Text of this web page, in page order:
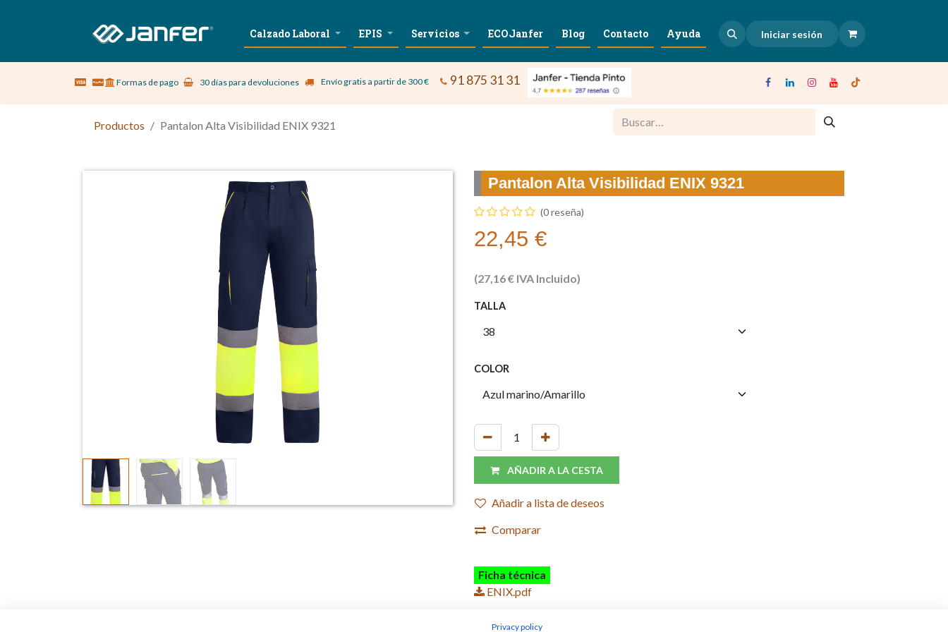
Sobre nosotros Vestuario Laboral Calzado Laboral EPIS Servicios ECOJanfer Blog Contacto Ayuda Iniciar sesión
Formas de pago 30 días para devoluciones Envío gratis a partir de 300 € 91 875 31 31
Productos Pantalon Alta Visibilidad ENIX 9321
Pantalon Alta Visibilidad ENIX 9321
(0 reseña)
22,45 €
(27,16€ IVA Incluido)
TALLA
COLOR
AÑADIR A LA CESTA
Añadir a lista de deseos
Comparar
Ficha técnica
ENIX.pdf
Privacy policy